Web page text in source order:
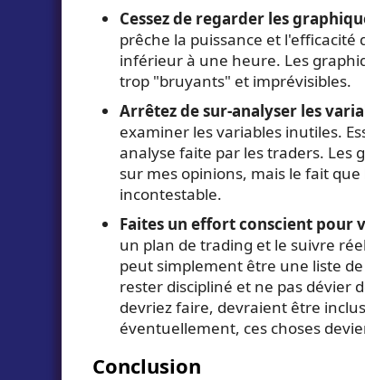
Cessez de regarder les
prêche la puissance et
inférieur à une heure. Les
trop "bruyants" et imprévisibles.
Arrêtez de sur-analyser les
examiner les variables inutiles.
analyse faite par les traders. Les
sur mes opinions, mais le fait
incontestable.
Faites un effort conscient pour
un plan de trading et le suivre
peut simplement être une liste
rester discipliné et ne pas dévier
devriez faire, devraient être
éventuellement, ces choses
Conclusion